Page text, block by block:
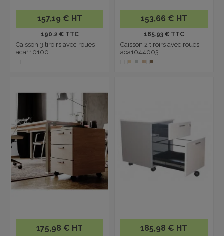
157,19 € HT
190.2 € TTC
Caisson 3 tiroirs avec roues
aca110100
153,66 € HT
185.93 € TTC
Caisson 2 tiroirs avec roues
aca1044003
175,98 € HT 185,98 € HT